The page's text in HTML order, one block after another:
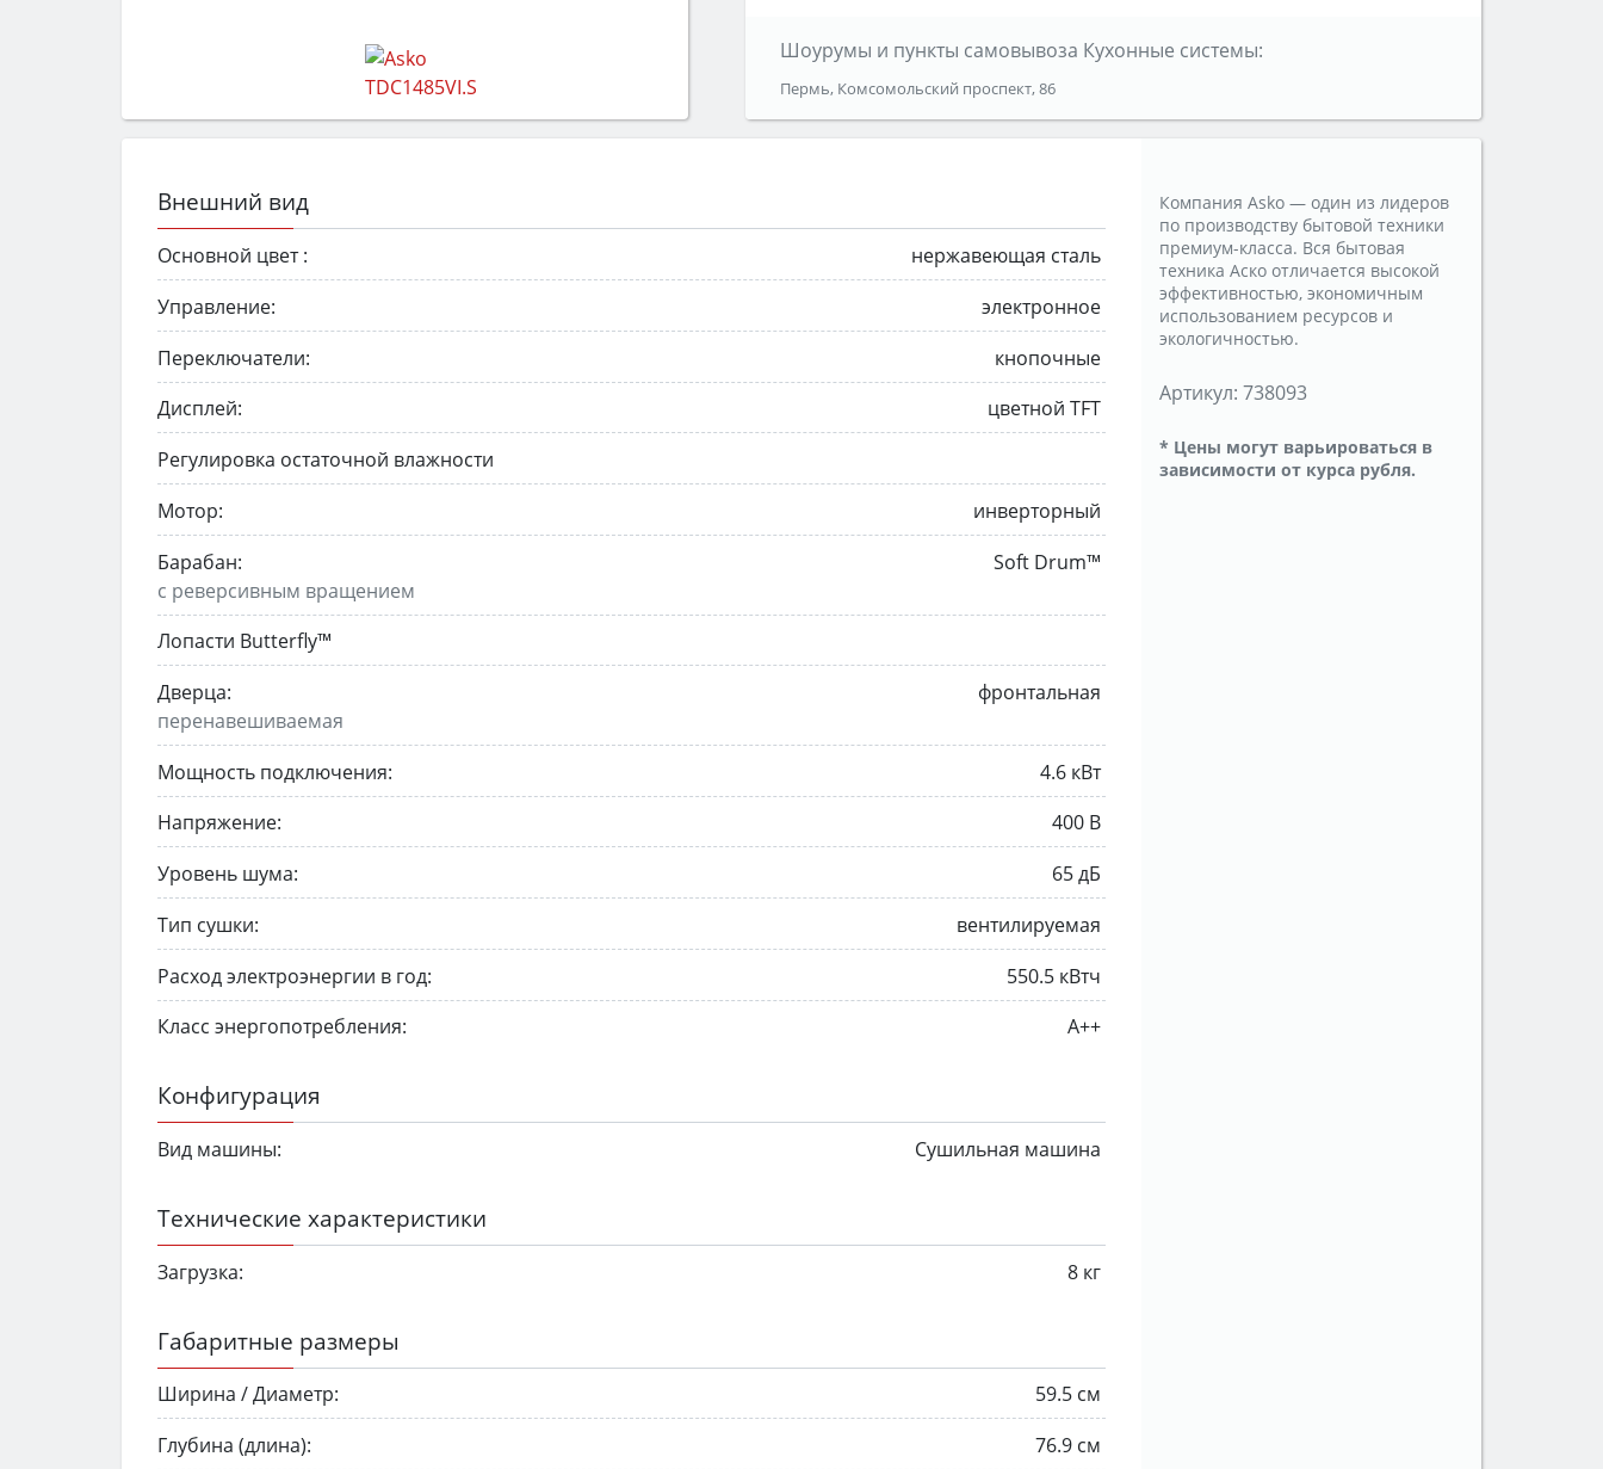
Шоурумы и пункты самовывоза Кухонные системы:
Пермь, Комсомольский проспект, 86
Внешний вид
Основной цвет :
нержавеющая сталь
Управление:
электронное
Переключатели:
кнопочные
Дисплей:
цветной TFT
Регулировка остаточной влажности
Мотор:
инверторный
Барабан:
Soft Drum™
с реверсивным вращением
Лопасти Butterfly™
Дверца:
фронтальная
перенавешиваемая
Мощность подключения:
4.6 кВт
Напряжение:
400 В
Уровень шума:
65 дБ
Тип сушки:
вентилируемая
Расход электроэнергии в год:
550.5 кВтч
Класс энергопотребления:
A++
Конфигурация
Вид машины: Сушильная машина
Технические характеристики
Загрузка: 8 кг
Габаритные размеры
Ширина / Диаметр:
59.5 см
Глубина (длина):
76.9 см
Компания Asko — один из лидеров
по производству бытовой техники
премиум-класса. Вся бытовая
техника Аско отличается высокой
эффективностью, экономичным
использованием ресурсов и
экологичностью.
Артикул: 738093
* Цены могут варьироваться в
зависимости от курса рубля.